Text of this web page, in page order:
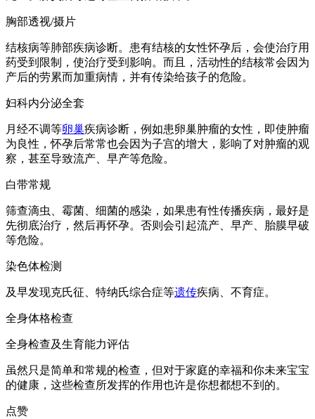
胸部透视/摄片
结核病等肺部疾病诊断。患有结核的女性怀孕后，会使治疗用
药受到限制，使治疗受到影响。而且，活动性的结核常会因为
产后的劳累而加重病情，并有传染给孩子的危险。
妇科内分泌全套
月经不调等卵巢疾病诊断，例如患卵巢肿瘤的女性，即使肿瘤
为良性，怀孕后常常也会因为子宫的增大，影响了对肿瘤的观
察，甚至导致流产、早产等危险。
白带常规
筛查滴虫、霉菌、细菌的感染，如果患有性传播疾病，最好是
先彻底治疗，然后再怀孕。否则会引起流产、早产、胎膜早破
等危险。
染色体检测
及早发现克氏征、特纳氏综合症等遗传疾病、不育症。
全身体格检查
全身检查及生育能力评估
虽然只是简单和常规的检查，但对于家庭的幸福和你未来宝宝
的健康，这些检查所发挥的作用也许是你想都想不到的。
点赞